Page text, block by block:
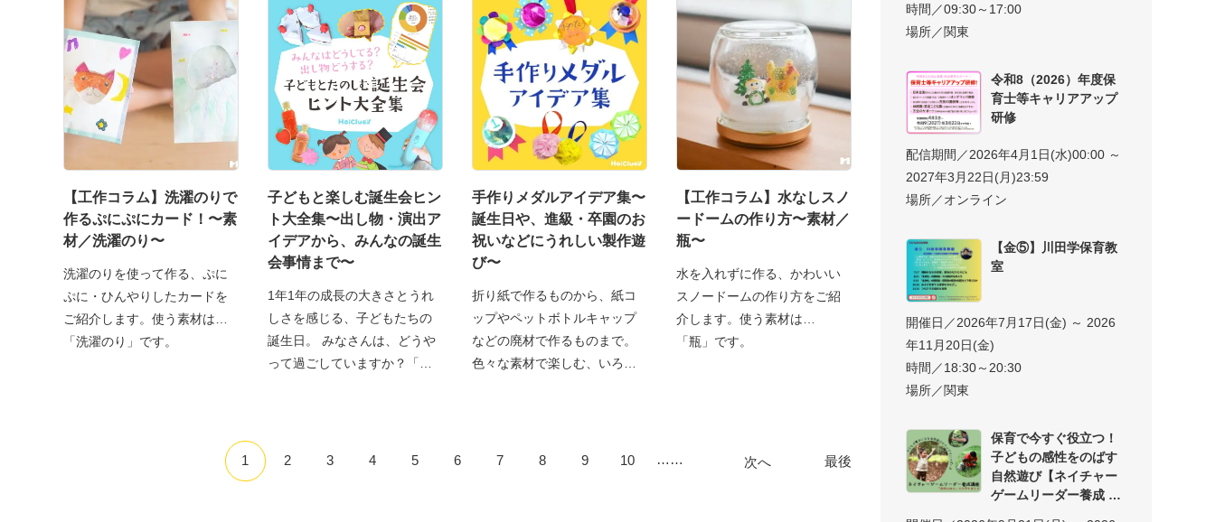
【工作コラム】洗濯のりで
作るぷにぷにカード！〜素
材／洗濯のり〜
洗濯のりを使って作る、ぷに
ぷに・ひんやりしたカードを
ご紹介します。使う素材は…
「洗濯のり」です。
子どもと楽しむ誕生会ヒン
ト大全集〜出し物・演出ア
イデアから、みんなの誕生
会事情まで〜
1年1年の成長の大きさとうれ
しさを感じる、子どもたちの
誕生日。 みなさんは、どうや
って過ごしていますか？「
手作りメダルアイデア集〜
誕生日や、進級・卒園のお
祝いなどにうれしい製作遊
び〜
折り紙で作るものから、紙コ
ップやペットボトルキャップ
などの廃材で作るものまで。
色々な素材で楽しむ、いろん
【工作コラム】水なしスノ
ードームの作り方〜素材／
瓶〜
水を入れずに作る、かわいい
スノードームの作り方をご紹
介します。使う素材は…
「瓶」です。
1 2 3 4 5 6 7 8 9 10 …… 次へ 最後
時間／09:30～17:00
場所／関東
令和8（2026）年度保
育士等キャリアアップ
研修
配信期間／2026年4月1日(水)00:00 ～
2027年3月22日(月)23:59
場所／オンライン
【金⑤】川田学保育教
室
開催日／2026年7月17日(金) ～ 2026
年11月20日(金)
時間／18:30～20:30
場所／関東
保育で今すぐ役立つ！
子どもの感性をのばす
自然遊び【ネイチャー
ゲームリーダー養成